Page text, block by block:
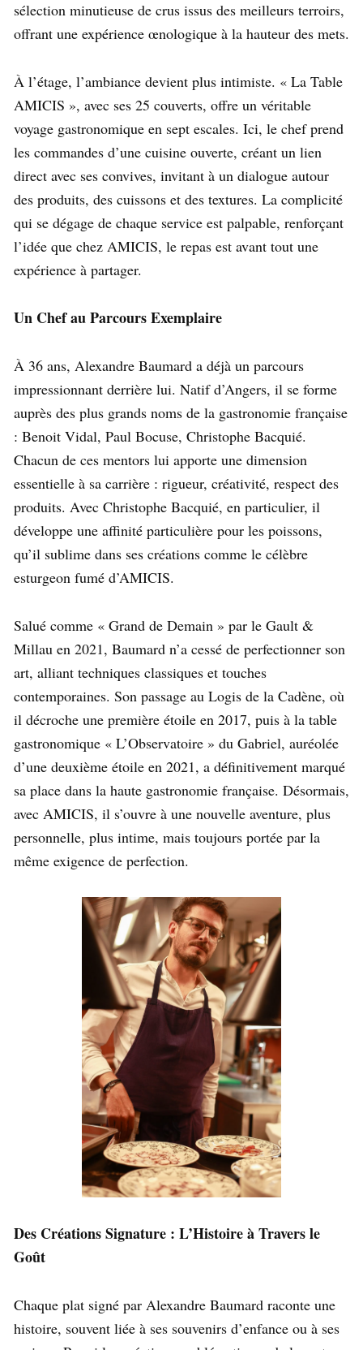
sélection minutieuse de crus issus des meilleurs terroirs,
offrant une expérience œnologique à la hauteur des mets.
À l’étage, l’ambiance devient plus intimiste. « La Table
AMICIS », avec ses 25 couverts, offre un véritable
voyage gastronomique en sept escales. Ici, le chef prend
les commandes d’une cuisine ouverte, créant un lien
direct avec ses convives, invitant à un dialogue autour
des produits, des cuissons et des textures. La complicité
qui se dégage de chaque service est palpable, renforçant
l’idée que chez AMICIS, le repas est avant tout une
expérience à partager.
Un Chef au Parcours Exemplaire
À 36 ans, Alexandre Baumard a déjà un parcours
impressionnant derrière lui. Natif d’Angers, il se forme
auprès des plus grands noms de la gastronomie française
: Benoit Vidal, Paul Bocuse, Christophe Bacquié.
Chacun de ces mentors lui apporte une dimension
essentielle à sa carrière : rigueur, créativité, respect des
produits. Avec Christophe Bacquié, en particulier, il
développe une affinité particulière pour les poissons,
qu’il sublime dans ses créations comme le célèbre
esturgeon fumé d’AMICIS.
Salué comme « Grand de Demain » par le Gault &
Millau en 2021, Baumard n’a cessé de perfectionner son
art, alliant techniques classiques et touches
contemporaines. Son passage au Logis de la Cadène, où
il décroche une première étoile en 2017, puis à la table
gastronomique « L’Observatoire » du Gabriel, auréolée
d’une deuxième étoile en 2021, a définitivement marqué
sa place dans la haute gastronomie française. Désormais,
avec AMICIS, il s’ouvre à une nouvelle aventure, plus
personnelle, plus intime, mais toujours portée par la
même exigence de perfection.
Des Créations Signature : L’Histoire à Travers le
Goût
Chaque plat signé par Alexandre Baumard raconte une
histoire, souvent liée à ses souvenirs d’enfance ou à ses